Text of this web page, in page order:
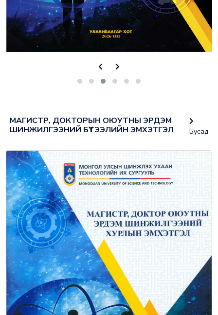
МАГИСТР, ДОКТОРЫН ОЮУТНЫ ЭРДЭМ
ШИНЖИЛГЭЭНИЙ БҮТЭЭЛИЙН ЭМХЭТГЭЛ
Бусад